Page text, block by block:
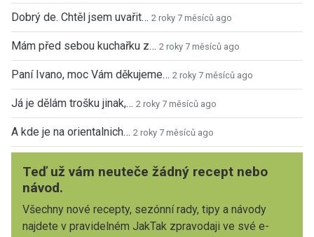
Dobrý de. Chtěl jsem uvařit… 2 roky 7 měsíců ago
Mám před sebou kuchařku z… 2 roky 7 měsíců ago
Paní Ivano, moc Vám děkujeme… 2 roky 7 měsíců ago
Já je dělám trošku jinak,… 2 roky 7 měsíců ago
A kde je na orientalnich… 2 roky 7 měsíců ago
Teď už vám neuteče žádný recept nebo
návod.
Všechny nové recepty, sezónní rady, tipy a návody
najdete v pravidelném JakTak zpravodaji ve své e-